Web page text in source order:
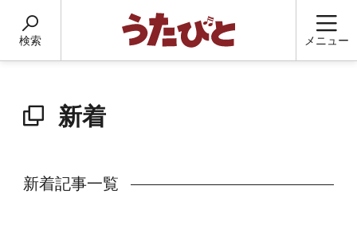
検索 メニュー
新着
新着記事一覧